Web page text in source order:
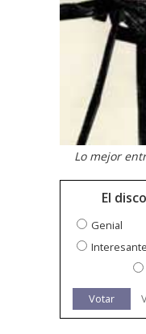
Lo mejor
El
Genial
Interesante
Votar